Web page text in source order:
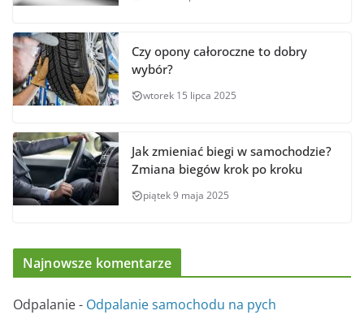
Czy opony całoroczne to dobry
wybór?
wtorek 15 lipca 2025
Jak zmieniać biegi w samochodzie?
Zmiana biegów krok po kroku
piątek 9 maja 2025
Najnowsze komentarze
Odpalanie- Odpalanie samochodu na pych